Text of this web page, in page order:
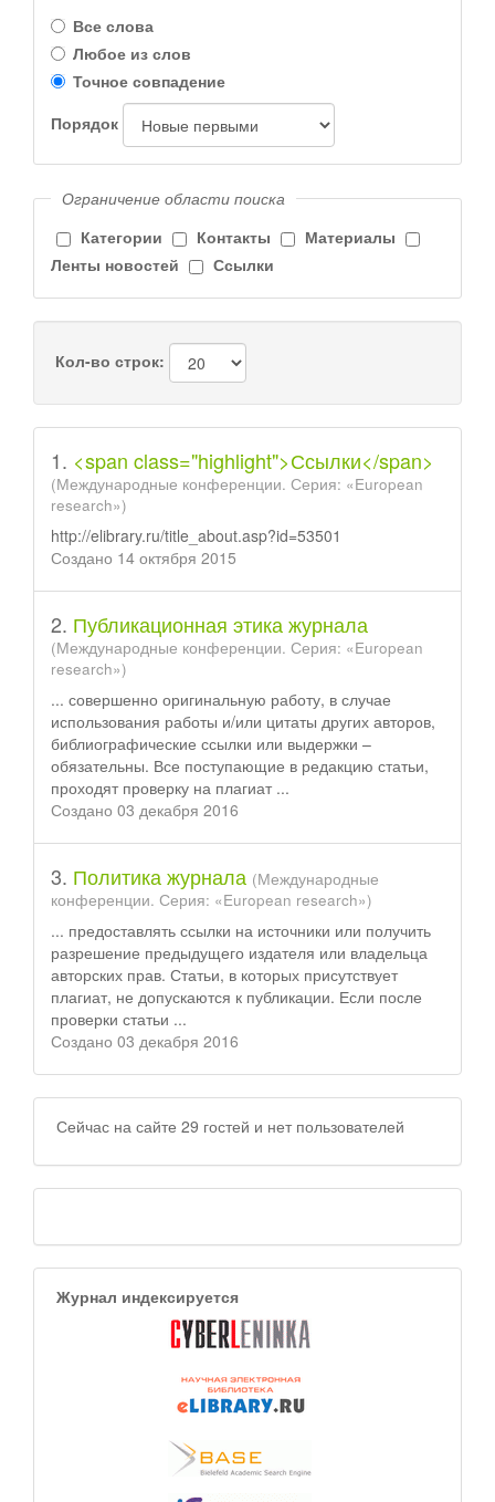
Все слова
Любое из слов
Точное совпадение
Порядок
Ограничение области поиска
Категории
Контакты
Материалы
Ленты новостей
Ссылки
Кол-во строк:
1. <span class="highlight">Ссылки</span>
(Международные конференции. Серия: «European
research»)
http://elibrary.ru/title_about.asp?id=53501
Создано 14 октября 2015
2. Публикационная этика журнала
(Международные конференции. Серия: «European
research»)
... совершенно оригинальную работу, в случае
использования работы и/или цитаты других авторов,
библиографические ссылки или выдержки –
обязательны. Все поступающие в редакцию статьи,
проходят проверку на плагиат ...
Создано 03 декабря 2016
3. Политика журнала (Международные
конференции. Серия: «European research»)
... предоставлять ссылки на источники или получить
разрешение предыдущего издателя или владельца
авторских прав. Статьи, в которых присутствует
плагиат, не допускаются к публикации. Если после
проверки статьи ...
Создано 03 декабря 2016
Сейчас на сайте 29 гостей и нет пользователей
Журнал индексируется